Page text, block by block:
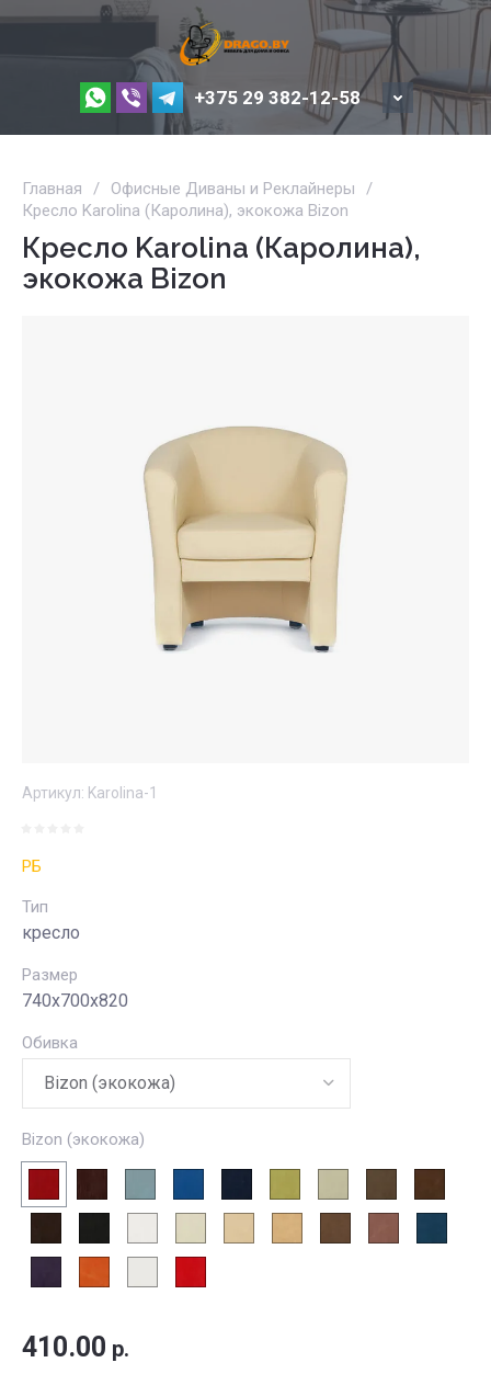
+375 29 382-12-58
Главная / Офисные Диваны и Реклайнеры
/
Кресло Karolina (Каролина), экокожа Bizon
Кресло Karolina (Каролина),
экокожа Bizon
Артикул: Karolina-1
РБ
Тип
кресло
Размер
740х700х820
Обивка
Bizon (экокожа)
410.00 р.